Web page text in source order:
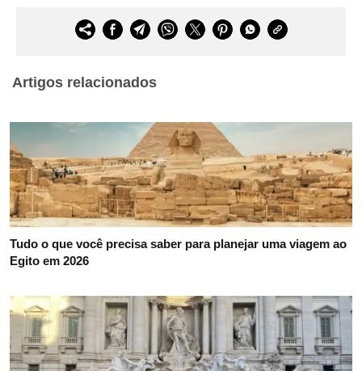
Artigos relacionados
Tudo o que você precisa saber para planejar uma viagem ao
Egito em 2026